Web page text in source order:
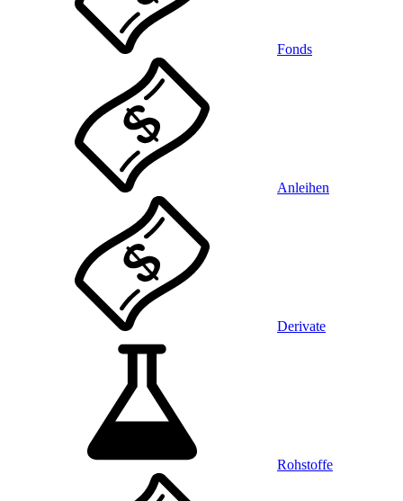
Fonds
Anleihen
Derivate
Rohstoffe